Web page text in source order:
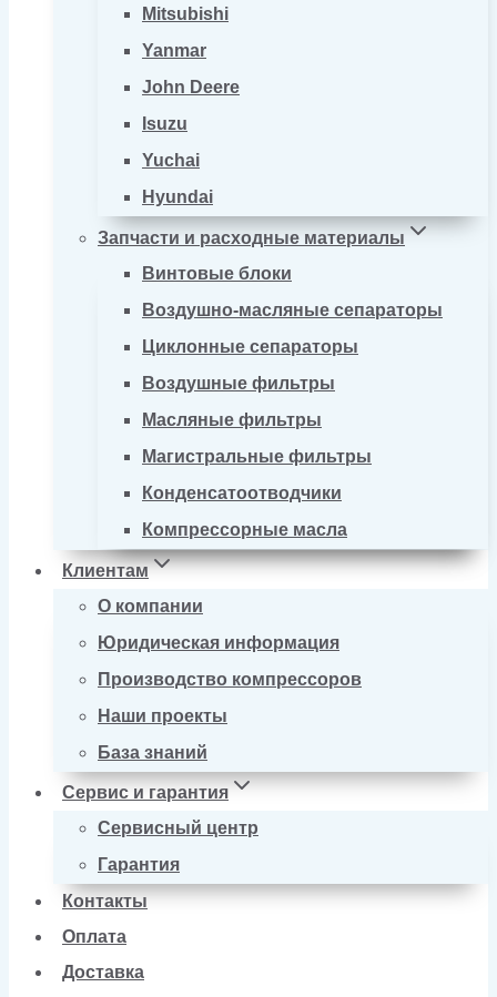
Mitsubishi
Yanmar
John Deere
Isuzu
Yuchai
Hyundai
Запчасти и расходные материалы
Винтовые блоки
Воздушно-масляные сепараторы
Циклонные сепараторы
Воздушные фильтры
Масляные фильтры
Магистральные фильтры
Конденсатоотводчики
Компрессорные масла
Клиентам
О компании
Юридическая информация
Производство компрессоров
Наши проекты
База знаний
Сервис и гарантия
Сервисный центр
Гарантия
Контакты
Оплата
Доставка